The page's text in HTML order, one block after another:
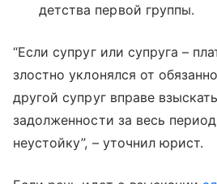
детства первой группы.
“Если супруг или супруга –
злостно уклонялся от
другой супруг вправе
задолженности за весь
неустойку”, – уточнил юрист.